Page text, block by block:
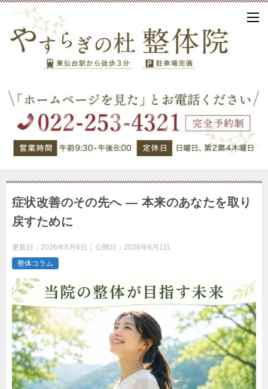
症状改善のその先へ ― 本来のあなたを取り
戻すために
更新日： 2026年6月6日 公開日： 2026年6月1日
整体コラム